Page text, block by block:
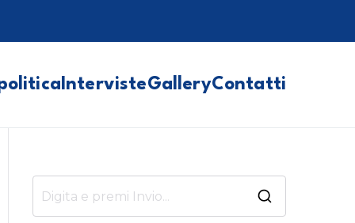
IntervisteGalleryContatti